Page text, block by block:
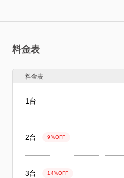
料金表
料金表
1台
2台 9%OFF
3台 14%OFF